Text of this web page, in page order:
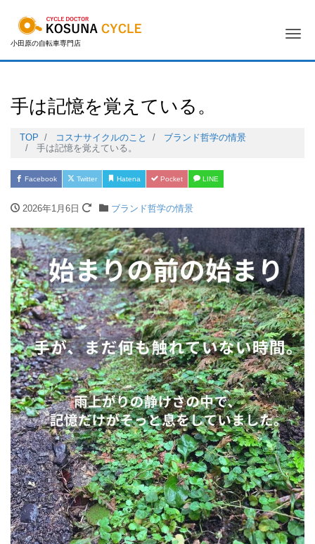
小田原の自転車専門店
手は記憶を覚えている。
TOP コスナサイクルのこと
ブランド哲学の情景
手は記憶を覚えている。
Facebook Twitter Hatena Pocket LINE
2026年1月6日 ブランド哲学の情景